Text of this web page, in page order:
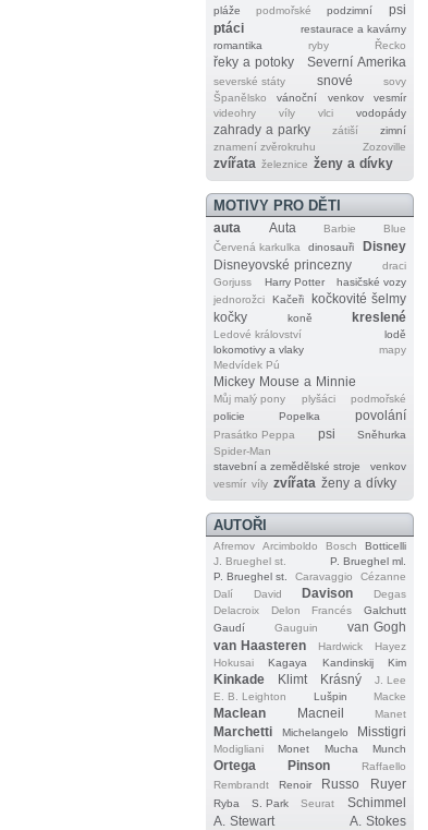
pláže
podmořské podzimní
psi
ptáci
restaurace a kavárny
romantika
ryby Řecko
řeky a potoky Severní Amerika
severské státy snové
sovy
Španělsko
vánoční venkov
vesmír
videohry
víly vlci vodopády
zahrady a parky zátiší
zimní
znamení zvěrokruhu
Zozoville
zvířata železnice ženy a dívky
MOTIVY PRO DĚTI
auta Auta Barbie
Blue
Červená karkulka
dinosauři
Disney
Disneyovské princezny
draci
Gorjuss
Harry Potter
hasičské vozy
jednorožci
Kačeři
kočkovité šelmy
kočky
koně kreslené
Ledové království
lodě
lokomotivy a vlaky
mapy
Medvídek Pú
Mickey Mouse a Minnie
Můj malý pony plyšáci
podmořské
policie
Popelka povolání
Prasátko Peppa psi
Sněhurka
Spider‐Man
stavební a zemědělské stroje
venkov
vesmír víly zvířata ženy a dívky
AUTOŘI
Afremov Arcimboldo Bosch
Botticelli
J. Brueghel st.
P. Brueghel ml.
P. Brueghel st.
Caravaggio
Cézanne
Dalí
David Davison
Degas
Delacroix
Delon Francés
Galchutt
Gaudí
Gauguin
van Gogh
van Haasteren
Hardwick
Hayez
Hokusai
Kagaya Kandinskij Kim
Kinkade Klimt Krásný
J. Lee
E. B. Leighton
Lušpin Macke
Maclean Macneil Manet
Marchetti Michelangelo Misstigri
Modigliani Monet Mucha Munch
Ortega Pinson
Raffaello
Rembrandt
Renoir Russo Ruyer
Ryba S. Park Seurat
Schimmel
A. Stewart
A. Stokes